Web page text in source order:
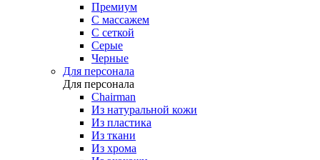
Премиум
С массажем
С сеткой
Серые
Черные
Для персонала
Для персонала
Chairman
Из натуральной кожи
Из пластика
Из ткани
Из хрома